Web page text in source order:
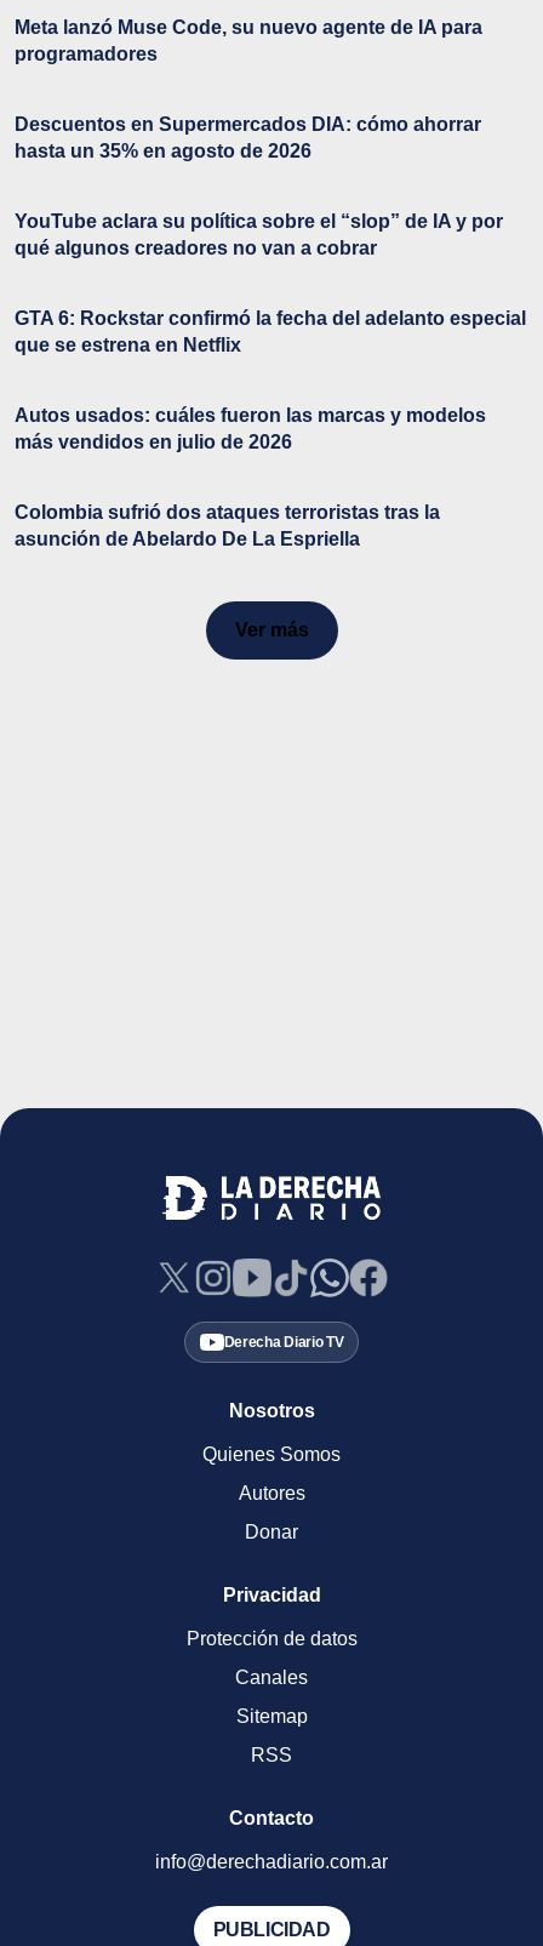
Meta lanzó Muse Code, su nuevo agente de IA para
programadores
Descuentos en Supermercados DIA: cómo ahorrar
hasta un 35% en agosto de 2026
YouTube aclara su política sobre el “slop” de IA y por
qué algunos creadores no van a cobrar
GTA 6: Rockstar confirmó la fecha del adelanto especial
que se estrena en Netflix
Autos usados: cuáles fueron las marcas y modelos
más vendidos en julio de 2026
Colombia sufrió dos ataques terroristas tras la
asunción de Abelardo De La Espriella
Ver más
Derecha Diario TV
Nosotros
Quienes Somos
Autores
Donar
Privacidad
Protección de datos
Canales
Sitemap
RSS
Contacto
info@derechadiario.com.ar
PUBLICIDAD